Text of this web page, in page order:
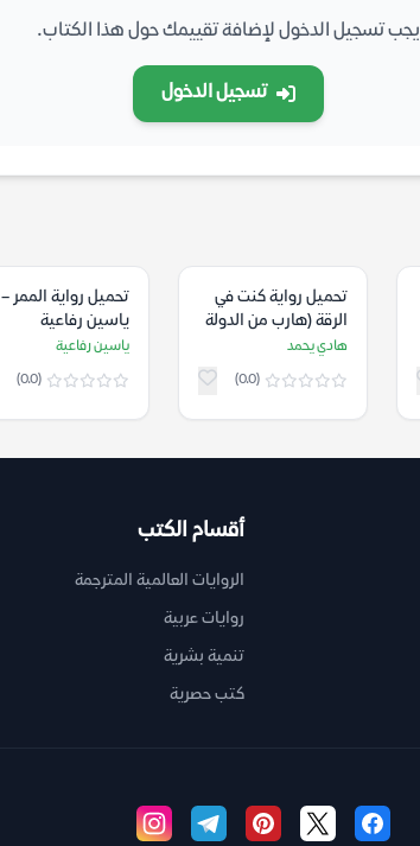
يجب تسجيل الدخول لإضافة تقييمك حول هذا الكتاب.
تسجيل الدخول
تحميل رواية كنت في
الرقة (هارب من الدولة
الإسلامية) – هادي
هادي يحمد
(0.0)
تحميل رواية الممر –
ياسين رفاعية
ياسين رفاعية
(0.0)
أقسام الكتب
الروايات العالمية المترجمة
روايات عربية
تنمية بشرية
كتب حصرية